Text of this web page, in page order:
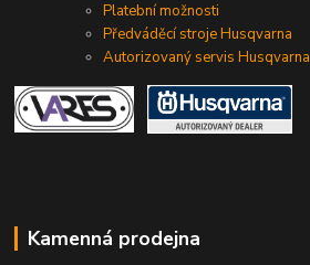
Platební možnosti
Předváděcí stroje Husqvarna
Autorizovaný servis Husqvarna
Kamenná prodejna